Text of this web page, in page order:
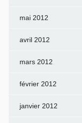
mai 2012
avril 2012
mars 2012
février 2012
janvier 2012